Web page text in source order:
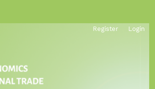
Register Login